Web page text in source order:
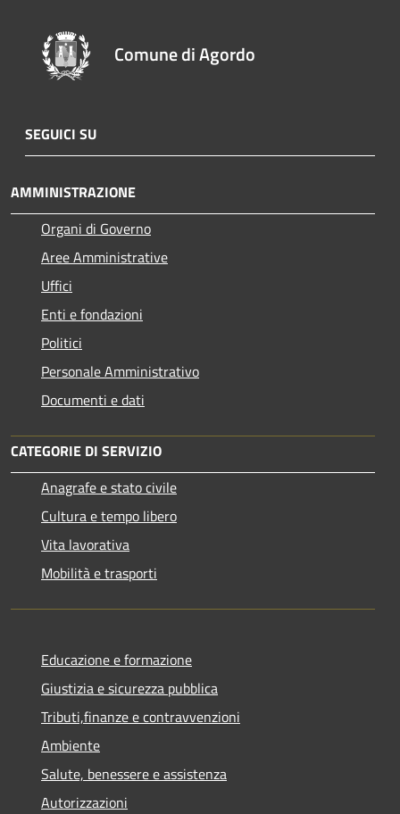
Comune di Agordo
SEGUICI SU
AMMINISTRAZIONE
Organi di Governo
Aree Amministrative
Uffici
Enti e fondazioni
Politici
Personale Amministrativo
Documenti e dati
CATEGORIE DI SERVIZIO
Anagrafe e stato civile
Cultura e tempo libero
Vita lavorativa
Mobilità e trasporti
Educazione e formazione
Giustizia e sicurezza pubblica
Tributi,finanze e contravvenzioni
Ambiente
Salute, benessere e assistenza
Autorizzazioni